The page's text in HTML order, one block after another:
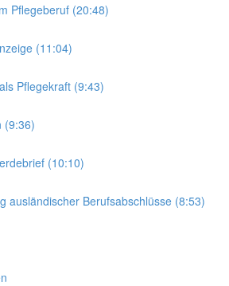
Pflegeberuf (20:48)
(11:04)
Pflegekraft (9:43)
(9:36)
(10:10)
ausländischer Berufsabschlüsse (8:53)